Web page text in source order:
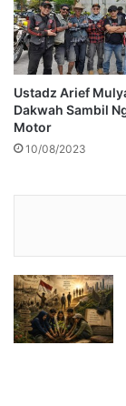
Ustadz Arief
Dakwah Sambil
Motor
10/08/2023